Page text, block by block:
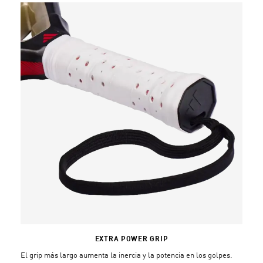
EXTRA POWER GRIP
El grip más largo aumenta la inercia y la potencia en los golpes.